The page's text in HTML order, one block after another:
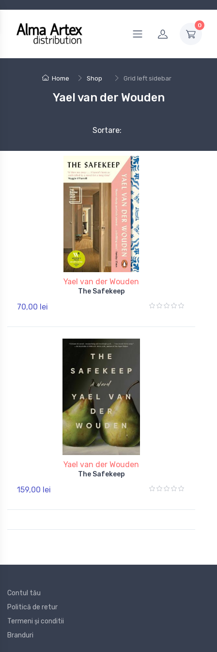
0
Home Shop Grid left sidebar
Yael van der Wouden
Sortare:
Yael van der Wouden
The Safekeep
70,00 lei
Yael van der Wouden
The Safekeep
159,00 lei
Contul tău
Politică de retur
Termeni și conditii
Branduri